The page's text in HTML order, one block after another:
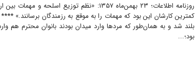
روزنامه اطلاعات؛ ۲۳ بهمن‌ماه ۱۳۵۷: «نظم
کمترین کارشان این بود که مهمات را به موقع به رزمندگان
بلند شد و به همان‌طور که مردها وارد میدان بودند بانوان محترم هم
بود؛...